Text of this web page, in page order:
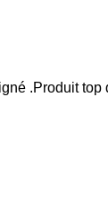
.Produit top